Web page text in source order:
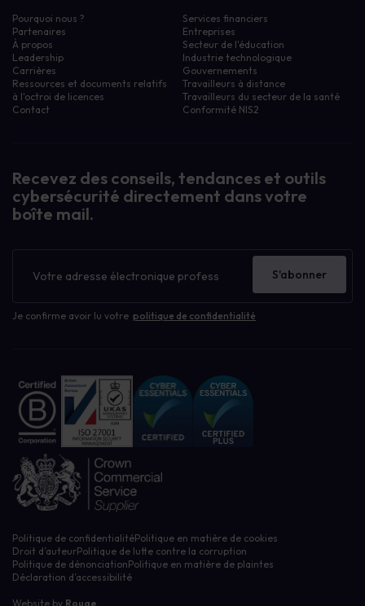
Pourquoi nous ?
Partenaires
À propos
Leadership
Carrières
Ressources et documents relatifs
à l'octroi de licences
Contact
Services financiers
Entreprises
Secteur de l'éducation
Industrie technologique
Gouvernements
Travailleurs à distance
Travailleurs du secteur de la santé
Conformité NIS2
Recevez des conseils, tendances et outils
cybersécurité directement dans votre
boîte mail.
d'information
Je confirme avoir lu votre politique de confidentialité
S'abonner
Politique de confidentialitéPolitique en matière de cookies
Droit d’auteurPolitique de lutte contre la corruption
Politique de dénonciationPolitique en matière de plaintes
Déclaration d’accessibilité
Website by Rouge